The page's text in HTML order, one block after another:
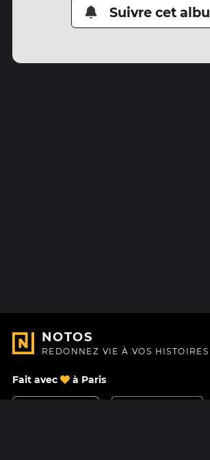
Suivre cet
NOTOS
REDONNEZ VIE À VOS HISTOIRES
Fait avec à Paris